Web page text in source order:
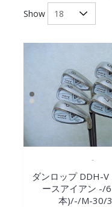
Show
-
ダンロップ DDH-V
ースアイアン -/
本)/-/M-30/